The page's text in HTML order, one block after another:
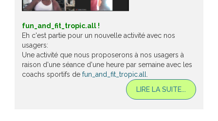
fun_and_fit_tropic.all !
Eh c'est partie pour un nouvelle activité avec nos
usagers:
Une activité que nous proposerons à nos usagers à
raison d'une séance d'une heure par semaine avec les
coachs sportifs de fun_and_fit_tropic.all
LIRE LA SUITE...